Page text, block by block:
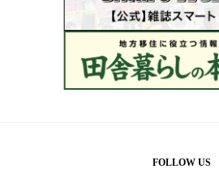
FOLLOW US